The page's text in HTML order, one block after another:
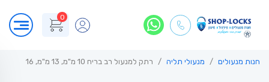
0
חנות מנעולים מנעולי תליה רתק למנעול רב בריח 10 מ"מ, 13 מ"מ, 16